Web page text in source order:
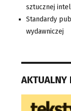
sztucznej
Standardy
wydawniczej
AKTUALNY